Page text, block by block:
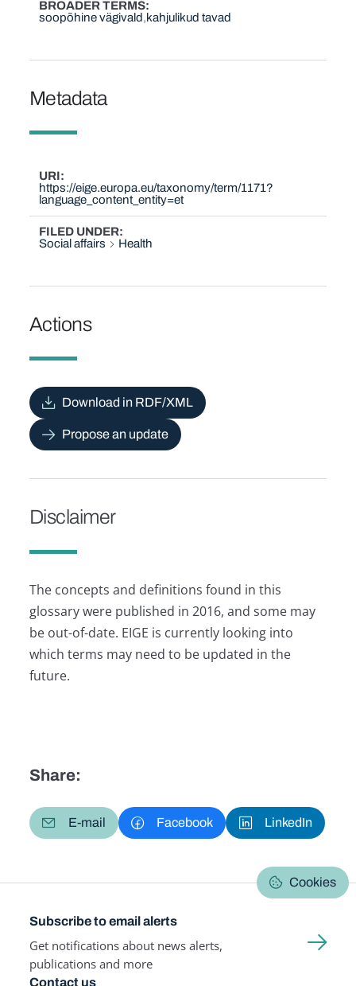
BROADER TERMS
soopõhine vägivald kahjulikud tavad
Metadata
URI
https://eige.europa.eu/taxonomy/term/1171?
language_content_entity=et
FILED UNDER
Social affairs
Health
Actions
Download in RDF/XML
Propose an update
Disclaimer
The concepts and definitions found in this
glossary were published in 2016, and some may
be out-of-date. EIGE is currently looking into
which terms may need to be updated in the
future.
Share:
E-mail Facebook LinkedIn
Cookies
Subscribe to email alerts
Get notifications about news alerts,
publications and more
Contact us